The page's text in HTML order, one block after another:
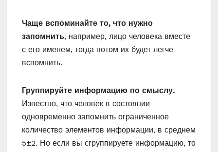
Чаще вспоминайте то, что нужно
запомнить, например, лицо человека вместе
с его именем, тогда потом их будет легче
вспомнить.
Группируйте информацию по смыслу.
Известно, что человек в состоянии
одновременно запомнить ограниченное
количество элементов информации, в среднем
5±2. Но если вы сгруппируете информацию, то